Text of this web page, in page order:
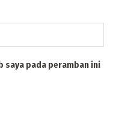
saya pada peramban ini